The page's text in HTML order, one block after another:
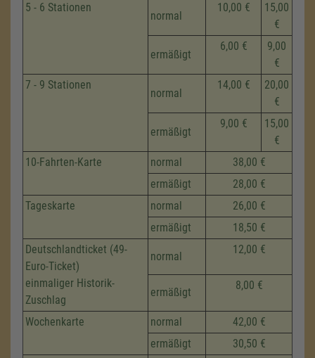
5 - 6 Stationen
normal
10,00 €
15,00
€
ermäßigt
6,00 €
9,00
€
7 - 9 Stationen
normal
14,00 €
20,00
€
ermäßigt
9,00 €
15,00
€
10-Fahrten-Karte
normal
38,00 €
ermäßigt
28,00 €
Tageskarte
normal
26,00 €
ermäßigt
18,50 €
Deutschlandticket (49-
Euro-Ticket)
einmaliger Historik-
Zuschlag
normal
12,00 €
ermäßigt
8,00 €
Wochenkarte normal
42,00 €
ermäßigt
30,50 €